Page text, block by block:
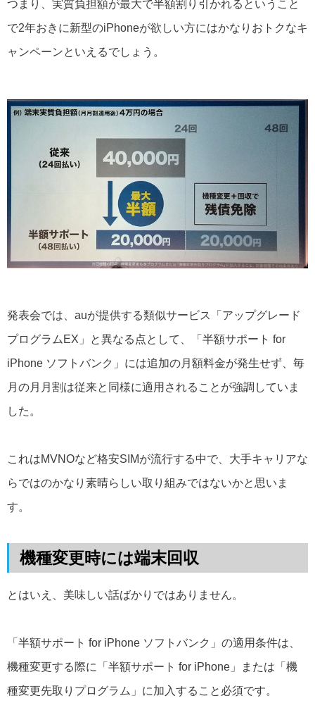
つまり、実質負担額が最大で半額割り引かれるということ
で2年おきに新型のiPhoneが欲しい方にはかなりおトクなキ
ャンペーンといえるでしょう。
発表会では、auが提供する類似サービス「アップグレード
プログラムEX」と異なる点として、「半額サポート for
iPhone ソフトバンク」には追加の月額料金が発生せず、毎
月の月月割は従来と同様に適用されることが強調していま
した。
これはMVNOなど格安SIMが流行する中で、大手キャリアな
らではのかなり素晴らしい取り組みではないかと思いま
す。
機種変更時には端末回収
とはいえ、美味しい話ばかりではありません。
「半額サポート for iPhone ソフトバンク」の適用条件は、
機種変更する際に「半額サポート for iPhone」または「機
種変更先取りプログラム」に加入すること必須です。